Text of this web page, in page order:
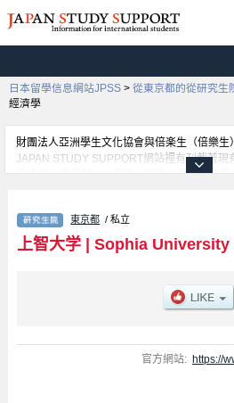
日本留學信息網站JPSS > 從東京都的從研究生
經濟學
財團法人亞洲學生文化協會與倍楽生（倍樂
JAPAN STUDY SUPPORT網站裡有刊載著
學校的大學學部、大學院、短期大學、專門學
Studies等各別研究科的不同訊息，以及招收
施介紹、聯絡方式等對外國留學生是必要之訊
用此網站。
東京都 / 私立
上智大学| Sophia University
官方網站: https://